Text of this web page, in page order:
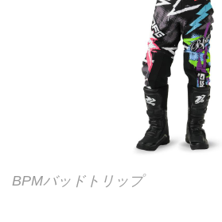
BPMバッドトリップ